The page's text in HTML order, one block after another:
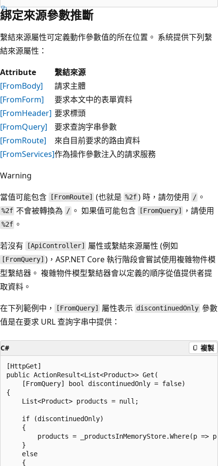
綁定來源參數推斷
繫結來源屬性可定義動作參數值的所在位置。 系統提供下列繫
結來源屬性：
Attribute
繫結來源
[FromBody]
請求主體
[FromForm]
要求本文中的表單資料
[FromHeader] 要求標頭
[FromQuery]
要求查詢字串參數
[FromRoute]
來自目前要求的路由資料
[FromServices]作為操作參數注入的請求服務
Warning
當值可能包含
[FromRoute] (也就是%2f) 時，請勿使用 / 。
%2f 不會被轉換為 /。 如果值可能包含 [FromQuery] ，請使用
%2f 。
若沒有
[ApiController] 屬性或繫結來源屬性 (例如
[FromQuery] )，ASP.NET Core 執行階段會嘗試使用複雜物件模
型繫結器。 複雜物件模型繫結器會以定義的順序從值提供者提
取資料。
在下列範例中，
[FromQuery] 屬性表示 discontinuedOnly 參數
值是在要求 URL 查詢字串中提供：
C# 複製
[HttpGet]
public ActionResult<List<Product>> Get(
    [FromQuery] bool discontinuedOnly = false)
{
    List<Product> products = null;
    if (discontinuedOnly)
    {
products = _productsInMemoryStore.Where(p =>
    }
    else
    {